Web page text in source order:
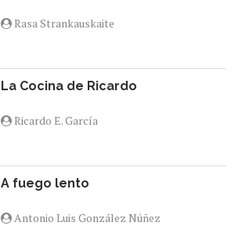
Rasa Strankauskaite
La Cocina de Ricardo
Ricardo E. García
A fuego lento
Antonio Luis González Núñez